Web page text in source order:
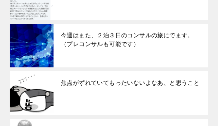
今週はまた、２泊３日のコンサルの旅にでます。
（プレコンサルも可能です）
焦点がずれていてもったいないよなあ、と思うこと